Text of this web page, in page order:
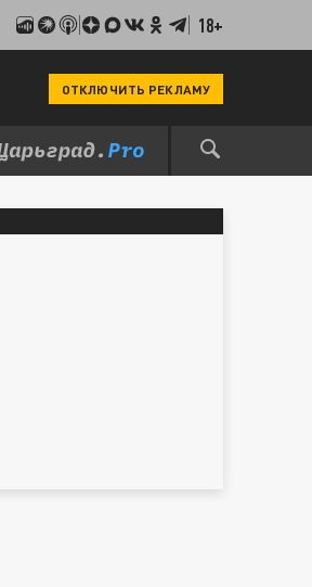
18+
ОТКЛЮЧИТЬ РЕКЛАМУ